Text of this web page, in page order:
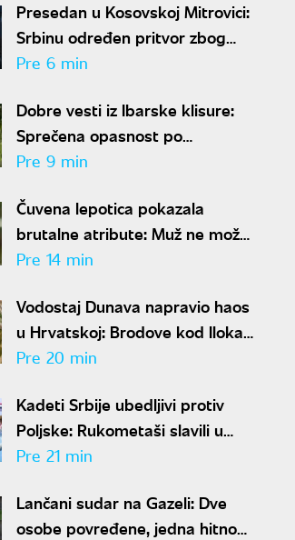
Presedan u Kosovskoj Mitrovici:
Srbinu određen pritvor zbog
lovačke puške sa isteklom
Pre 6 min
Dobre vesti iz Ibarske klisure:
Sprečena opasnost po
stanovništvo uprkos velikom
Pre 9 min
Čuvena lepotica pokazala
brutalne atribute: Muž ne može
da odvoji ruke od nje
Pre 14 min
Vodostaj Dunava napravio haos
u Hrvatskoj: Brodove kod Iloka
zaustavio istorijski nizak nivo
Pre 20 min
Kadeti Srbije ubedljivi protiv
Poljske: Rukometaši slavili u
Beogradu i izborili plasman na
Pre 21 min
Lančani sudar na Gazeli: Dve
osobe povređene, jedna hitno